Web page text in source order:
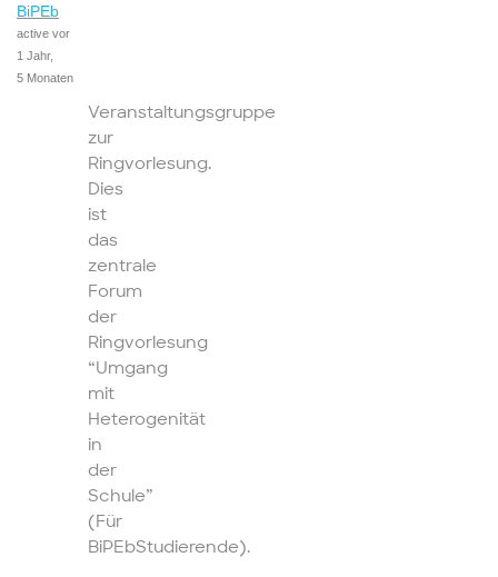
BiPEb
active vor
1 Jahr,
5 Monaten
Veranstaltungsgruppe
zur
Ringvorlesung.
Dies
ist
das
zentrale
Forum
der
Ringvorlesung
“Umgang
mit
Heterogenität
in
der
Schule”
(Für
BiPEbStudierende).